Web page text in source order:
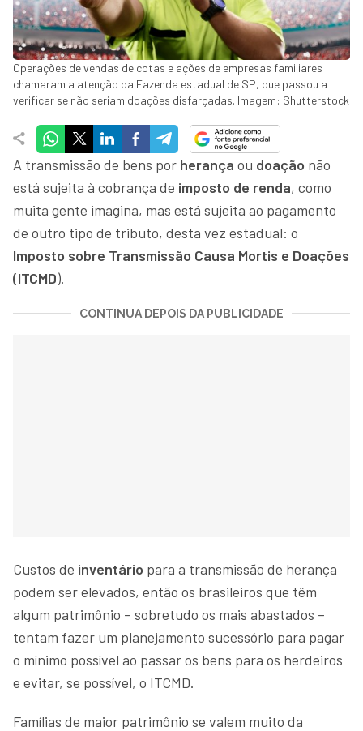
Operações de vendas de cotas e ações de empresas familiares
chamaram a atenção da Fazenda estadual de SP, que passou a
verificar se não seriam doações disfarçadas. Imagem: Shutterstock
A transmissão de bens por herança ou doação não
está sujeita à cobrança de imposto de renda, como
muita gente imagina, mas está sujeita ao pagamento
de outro tipo de tributo, desta vez estadual: o
Imposto sobre Transmissão Causa Mortis e Doações
(ITCMD).
CONTINUA DEPOIS DA PUBLICIDADE
Custos de inventário para a transmissão de herança
podem ser elevados, então os brasileiros que têm
algum patrimônio – sobretudo os mais abastados –
tentam fazer um planejamento sucessório para pagar
o mínimo possível ao passar os bens para os herdeiros
e evitar, se possível, o ITCMD.
Famílias de maior patrimônio se valem muito da